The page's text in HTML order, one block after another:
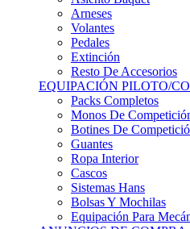
Volantes
Pedales
Extinción
Resto De Accesorios
EQUIPACIÓN PILOTO/
Packs Completos
Monos De
Botines De Competición
Guantes
Ropa Interior
Cascos
Sistemas Hans
Bolsas Y Mochilas
Equipación Para
ANUNCIOS DE COMPRA
Compra De Piezas